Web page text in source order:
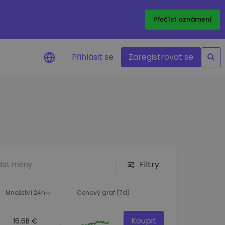
Přečíst oznámení
Přihlásit se Zaregistrovat se
Filtry
Množství 24h Cenový graf (7d)
16.6B € Koupit